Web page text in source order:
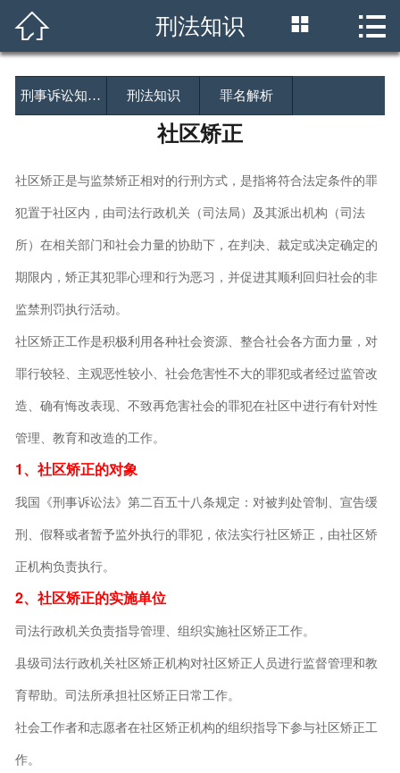
 首页
业务领域
新闻资讯
联系方式
 刑法知识  
刑事诉讼知… 刑法知识 罪名解析
社区矫正
社区矫正是与监禁矫正相对的行刑方式，是指将符合法定条件的罪
犯置于社区内，由司法行政机关（司法局）及其派出机构（司法
所）在相关部门和社会力量的协助下，在判决、裁定或决定确定的
期限内，矫正其犯罪心理和行为恶习，并促进其顺利回归社会的非
监禁刑罚执行活动。
社区矫正工作是积极利用各种社会资源、整合社会各方面力量，对
罪行较轻、主观恶性较小、社会危害性不大的罪犯或者经过监管改
造、确有悔改表现、不致再危害社会的罪犯在社区中进行有针对性
管理、教育和改造的工作。
1、社区矫正的对象
我国《刑事诉讼法》第二百五十八条规定：对被判处管制、宣告缓
刑、假释或者暂予监外执行的罪犯，依法实行社区矫正，由社区矫
正机构负责执行。
2、社区矫正的实施单位
司法行政机关负责指导管理、组织实施社区矫正工作。
县级司法行政机关社区矫正机构对社区矫正人员进行监督管理和教
育帮助。司法所承担社区矫正日常工作。
社会工作者和志愿者在社区矫正机构的组织指导下参与社区矫正工
作。